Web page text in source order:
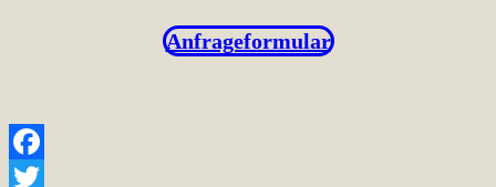
Anfrageformular
Facebook